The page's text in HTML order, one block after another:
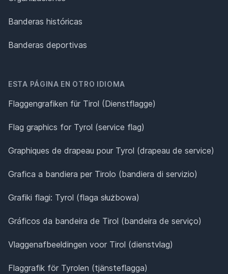
Banderas históricas
Banderas deportivas
ESTA PÁGINA EN OTRO IDIOMA
Flaggengrafiken für Tirol (Dienstflagge)
Flag graphics for Tyrol (service flag)
Graphiques de drapeau pour Tyrol (drapeau de service)
Grafica a bandiera per Tirolo (bandiera di servizio)
Grafiki flagi: Tyrol (flaga służbowa)
Gráficos da bandeira de Tirol (bandeira de serviço)
Vlaggenafbeeldingen voor Tirol (dienstvlag)
Flaggrafik för Tyrolen (tjänsteflagga)